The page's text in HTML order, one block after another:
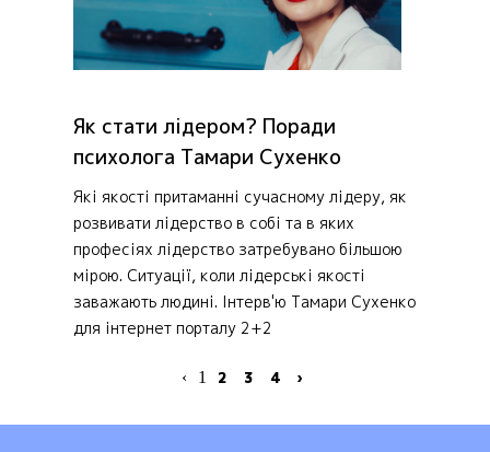
Як стати лідером? Поради
психолога Тамари Сухенко
Які якості притаманні сучасному лідеру, як
розвивати лідерство в собі та в яких
професіях лідерство затребувано більшою
мірою. Ситуації, коли лідерські якості
заважають людині. Інтерв'ю Тамари Сухенко
для інтернет порталу 2+2
‹ 1 2 3 4 ›